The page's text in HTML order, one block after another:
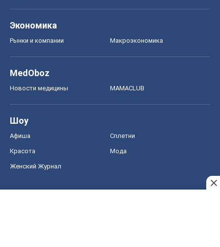
Экономика
Рынки и компании Mакроэкономика
MedOboz
Новости медицины MAMACLUB
Шоу
Афиша Сплетни
Красота Мода
Женский Журнал